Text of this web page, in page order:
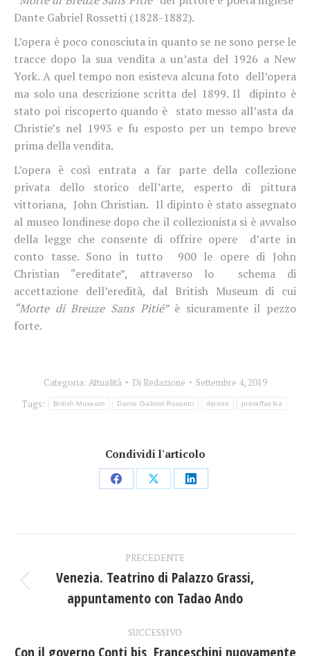
Dante Gabriel Rossetti (1828-1882).
L’opera è poco conosciuta in quanto se ne sono perse le
tracce dopo la sua vendita a un’asta del 1926 a New
York. A quel tempo non esisteva alcuna foto dell’opera
ma solo una descrizione scritta del 1899. Il
dipinto è
stato poi riscoperto quando è stato messo all’asta da
Christie’s nel 1993 e fu esposto per un tempo breve
prima della vendita.
L’opera è così entrata a far parte della collezione
privata dello storico dell’arte, esperto di pittura
vittoriana, John Christian. Il dipinto è stato assegnato
al museo londinese dopo che il collezionista si è avvalso
della legge che consente di offrire opere
d’arte in
conto tasse. Sono in tutto
900 le opere di John
Christian “ereditate”, attraverso lo
schema di
accettazione dell’eredità, dal British Museum di cui
“Morte di Breuze Sans Pitié”è sicuramente il pezzo
forte.
Categoria: Attualità Di Redazione
Settembre 4, 2019
Tags:
British Museum Dante Gabriel Rossetti dipinto preraffaelita
Condividi l'articolo
CondividiCondividiCondividi
tra
post
PRECEDENTE
Post
precedente:
Venezia. Teatrino di Palazzo Grassi,
appuntamento con Tadao Ando
SUCCESSIVO